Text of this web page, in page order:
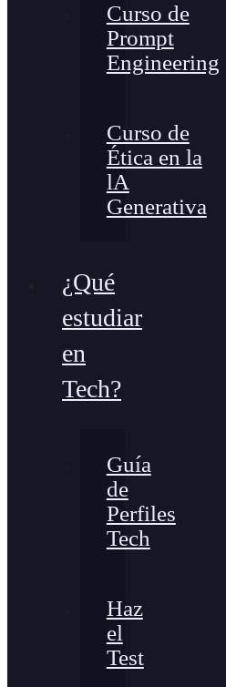
Curso de
Prompt
Engineering
Curso de
Ética en la
lA
Generativa
¿Qué
estudiar
en
Tech?
Guía
de
Perfiles
Tech
Haz
el
Test